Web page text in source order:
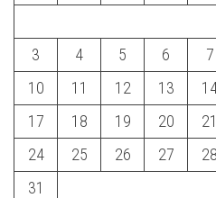
3
4 5 6 7
10
11 12 13
17
18 19 20 21
24
25 26 27 28
31